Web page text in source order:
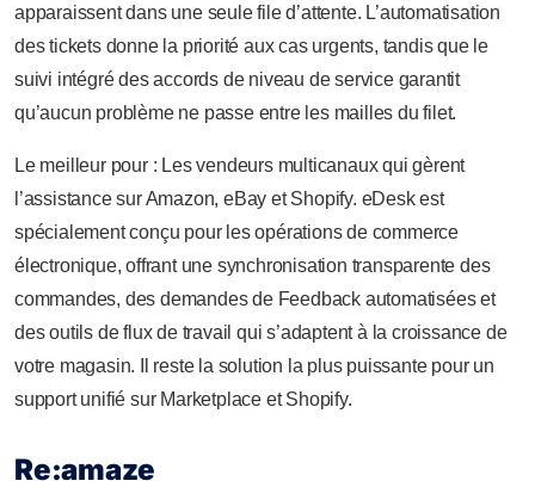
apparaissent dans une seule file d’attente. L’automatisation
des tickets donne la priorité aux cas urgents, tandis que le
suivi intégré des accords de niveau de service garantit
qu’aucun problème ne passe entre les mailles du filet.
Le meilleur pour : Les vendeurs multicanaux qui gèrent
l’assistance sur Amazon, eBay et Shopify. eDesk est
spécialement conçu pour les opérations de commerce
électronique, offrant une synchronisation transparente des
commandes, des demandes de Feedback automatisées et
des outils de flux de travail qui s’adaptent à la croissance de
votre magasin. Il reste la solution la plus puissante pour un
support unifié sur Marketplace et Shopify.
Re:amaze